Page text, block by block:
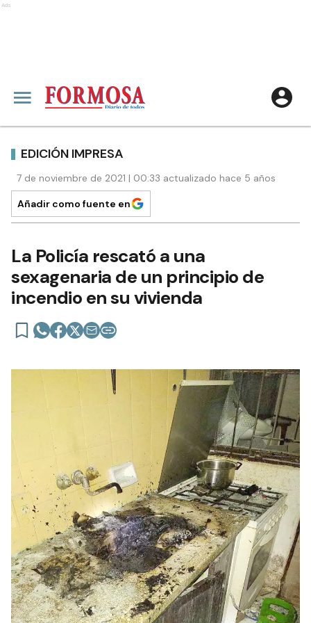
Ads
EDICIÓN IMPRESA
7 de noviembre de 2021 | 00:33 actualizado hace 5 años
Añadir como fuente en
La Policía rescató a una
sexagenaria de un principio de
incendio en su vivienda